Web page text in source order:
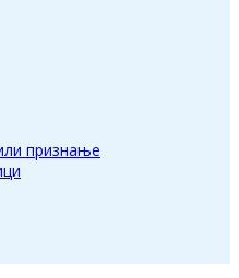
признање